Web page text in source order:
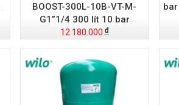
BOOST-300L-10B-VT-M-
G1”1/4 300 lít 10 bar
12.180.000
bar